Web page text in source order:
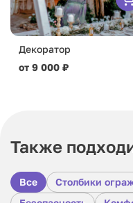
Декоратор
от 9 000 ₽
Также
Все
Столбики